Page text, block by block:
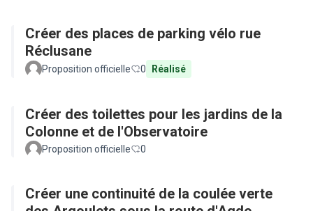
Créer des places de parking vélo rue
Réclusane
Proposition officielle 0 Réalisé
Créer des toilettes pour les jardins de la
Colonne et de l'Observatoire
Proposition officielle 0
Créer une continuité de la coulée verte